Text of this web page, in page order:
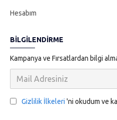
Hesabım
BILGILENDIRME
Kampanya ve Fırsatlardan bilgi
Gizlilik İlkeleri 'ni okudum ve